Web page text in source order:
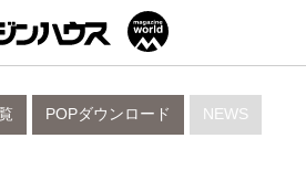
NEWS
POPダウンロード